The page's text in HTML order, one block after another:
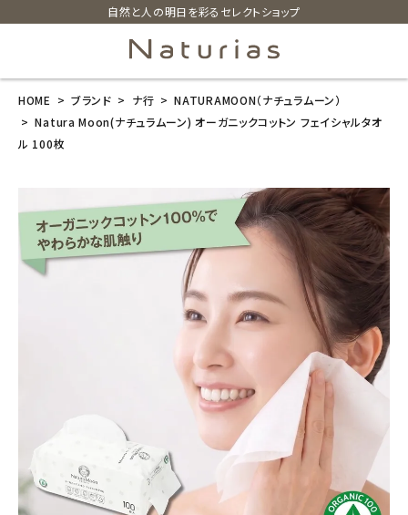
自然と人の明日を彩るセレクトショップ
search
ホーム
HOME ブランド ナ行
NATURAMOON（ナチュラムーン）
Natura Moon(ナチュラムーン) オーガニックコットン フェイシャルタオ
ル 100枚